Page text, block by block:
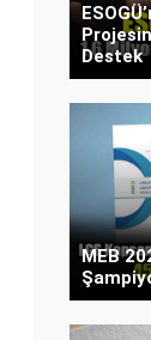
Destek
MEB